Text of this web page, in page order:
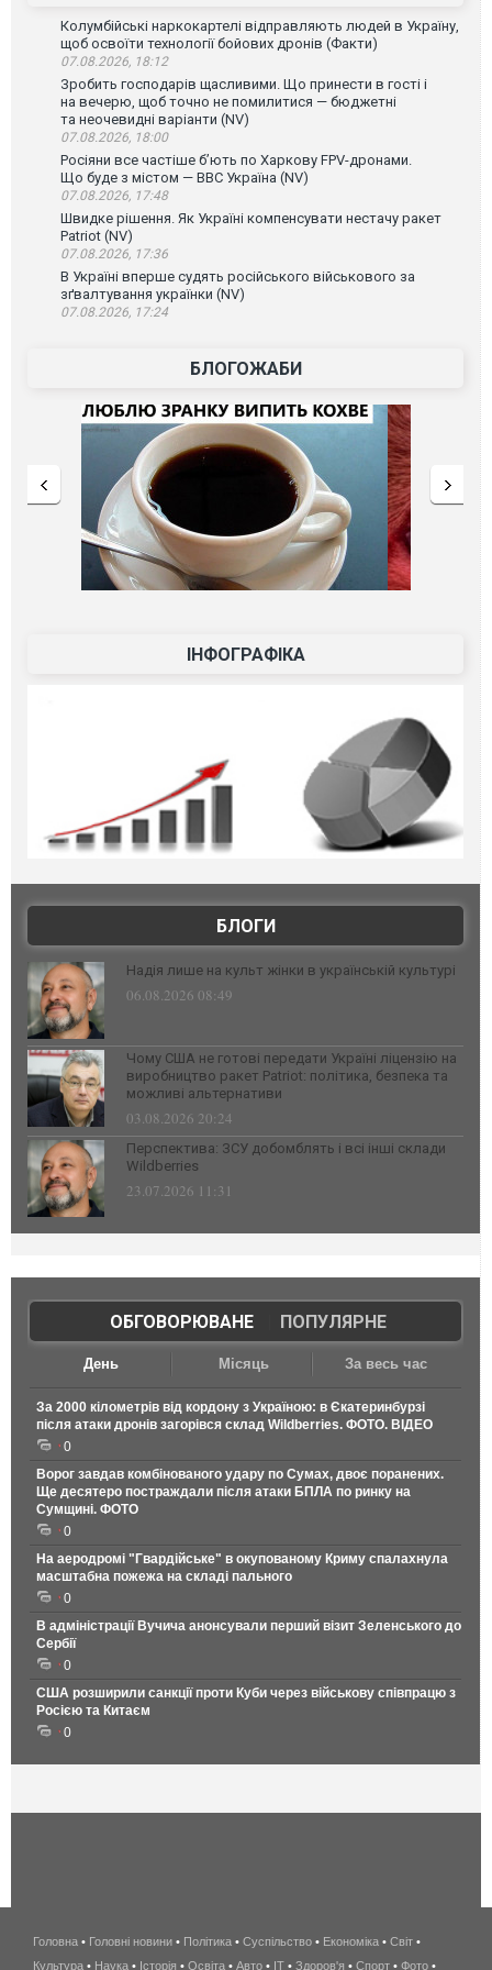
Колумбійські наркокартелі відправляють людей в Україну,
щоб освоїти технології бойових дронів (Факти)
07.08.2026, 18:12
Зробить господарів щасливими. Що принести в гості і
на вечерю, щоб точно не помилитися — бюджетні
та неочевидні варіанти (NV)
07.08.2026, 18:00
Росіяни все частіше бʼють по Харкову FPV-дронами.
Що буде з містом — ВВС Україна (NV)
07.08.2026, 17:48
Швидке рішення. Як Україні компенсувати нестачу ракет
Patriot (NV)
07.08.2026, 17:36
В Україні вперше судять російського військового за
зґвалтування українки (NV)
07.08.2026, 17:24
БЛОГОЖАБИ
ІНФОГРАФІКА
БЛОГИ
Надія лише на культ жінки в українській культурі
06.08.2026 08:49
Чому США не готові передати Україні ліцензію на
виробництво ракет Patriot: політика, безпека та
можливі альтернативи
03.08.2026 20:24
Перспектива: ЗСУ добомблять і всі інші склади
Wildberries
23.07.2026 11:31
ОБГОВОРЮВАНЕ| ПОПУЛЯРНЕ
День Місяць За весь час
За 2000 кілометрів від кордону з Україною: в Єкатеринбурзі
після атаки дронів загорівся склад Wildberries. ФОТО. ВІДЕО
0
Ворог завдав комбінованого удару по Сумах, двоє поранених.
Ще десятеро постраждали після атаки БПЛА по ринку на
Сумщині. ФОТО
0
На аеродромі "Гвардійське" в окупованому Криму спалахнула
масштабна пожежа на складі пального
0
В адміністрації Вучича анонсували перший візит Зеленського до
Сербії
0
США розширили санкції проти Куби через військову співпрацю з
Росією та Китаєм
0
беспроводной
интернет
Головна • Головні новини • Політика • Суспільство • Економіка • Світ •
Культура • Наука • Історія • Освіта • Авто • IT • Здоров'я • Спорт • Фото •